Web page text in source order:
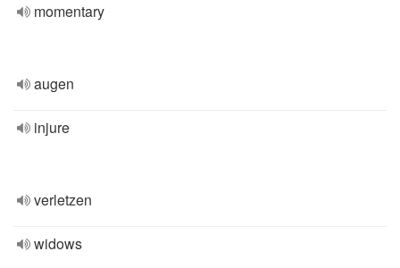
momentary
augen
injure
verletzen
widows